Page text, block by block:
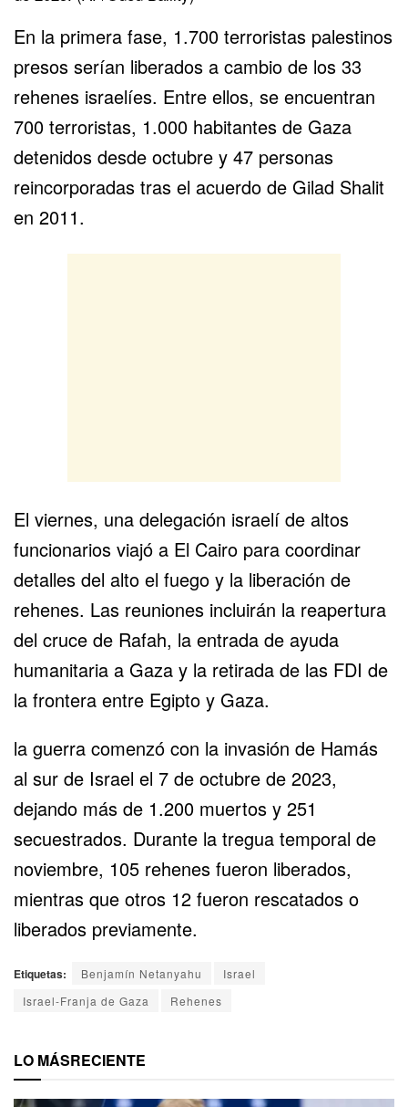
En la primera fase, 1.700 terroristas palestinos
presos serían liberados a cambio de los 33
rehenes israelíes. Entre ellos, se encuentran
700 terroristas, 1.000 habitantes de Gaza
detenidos desde octubre y 47 personas
reincorporadas tras el acuerdo de Gilad Shalit
en 2011.
El viernes, una delegación israelí de altos
funcionarios viajó a El Cairo para coordinar
detalles del alto el fuego y la liberación de
rehenes. Las reuniones incluirán la reapertura
del cruce de Rafah, la entrada de ayuda
humanitaria a Gaza y la retirada de las FDI de
la frontera entre Egipto y Gaza.
la guerra comenzó con la invasión de Hamás
al sur de Israel el 7 de octubre de 2023,
dejando más de 1.200 muertos y 251
secuestrados. Durante la tregua temporal de
noviembre, 105 rehenes fueron liberados,
mientras que otros 12 fueron rescatados o
liberados previamente.
Etiquetas: Benjamín Netanyahu
Israel
Israel-Franja de Gaza
Rehenes
LO MÁSRECIENTE